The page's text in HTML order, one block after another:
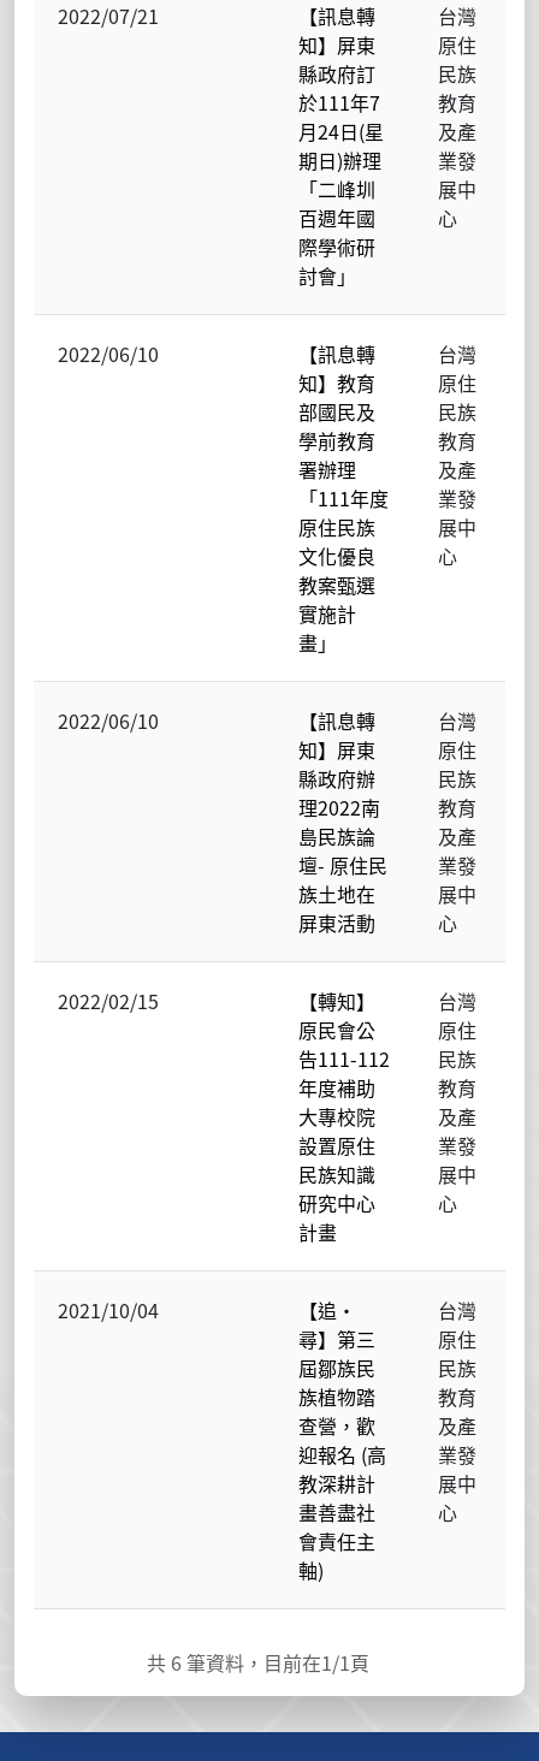
2022/07/21
【訊息轉
知】屏東
縣政府訂
於111年7
月24日(星
期日)辦理
「二峰圳
百週年國
際學術研
討會」
台灣
原住
民族
教育
及產
業發
展中
心
2022/06/10
【訊息轉
知】教育
部國民及
學前教育
署辦理
「111年度
原住民族
文化優良
教案甄選
實施計
畫」
台灣
原住
民族
教育
及產
業發
展中
心
2022/06/10
【訊息轉
知】屏東
縣政府辦
理2022南
島民族論
壇- 原住民
族土地在
屏東活動
台灣
原住
民族
教育
及產
業發
展中
心
2022/02/15
【轉知】
原民會公
告111-112
年度補助
大專校院
設置原住
民族知識
研究中心
計畫
台灣
原住
民族
教育
及產
業發
展中
心
2021/10/04
【追・
尋】第三
屆鄒族民
族植物踏
查營，歡
迎報名 (高
教深耕計
畫善盡社
會責任主
軸)
台灣
原住
民族
教育
及產
業發
展中
心
共 6 筆資料，目前在1/1頁